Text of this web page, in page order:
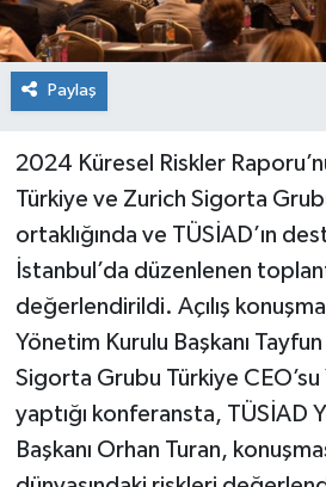
Paylaş
2024 Küresel Riskler
Türkiye ve Zurich Sigorta
ortaklığında ve TÜSİAD’ın
İstanbul’da düzenlenen
değerlendirildi. Açılış
Yönetim Kurulu Başkanı
Sigorta Grubu Türkiye CEO’su
yaptığı konferansta, TÜSİAD
Başkanı Orhan Turan,